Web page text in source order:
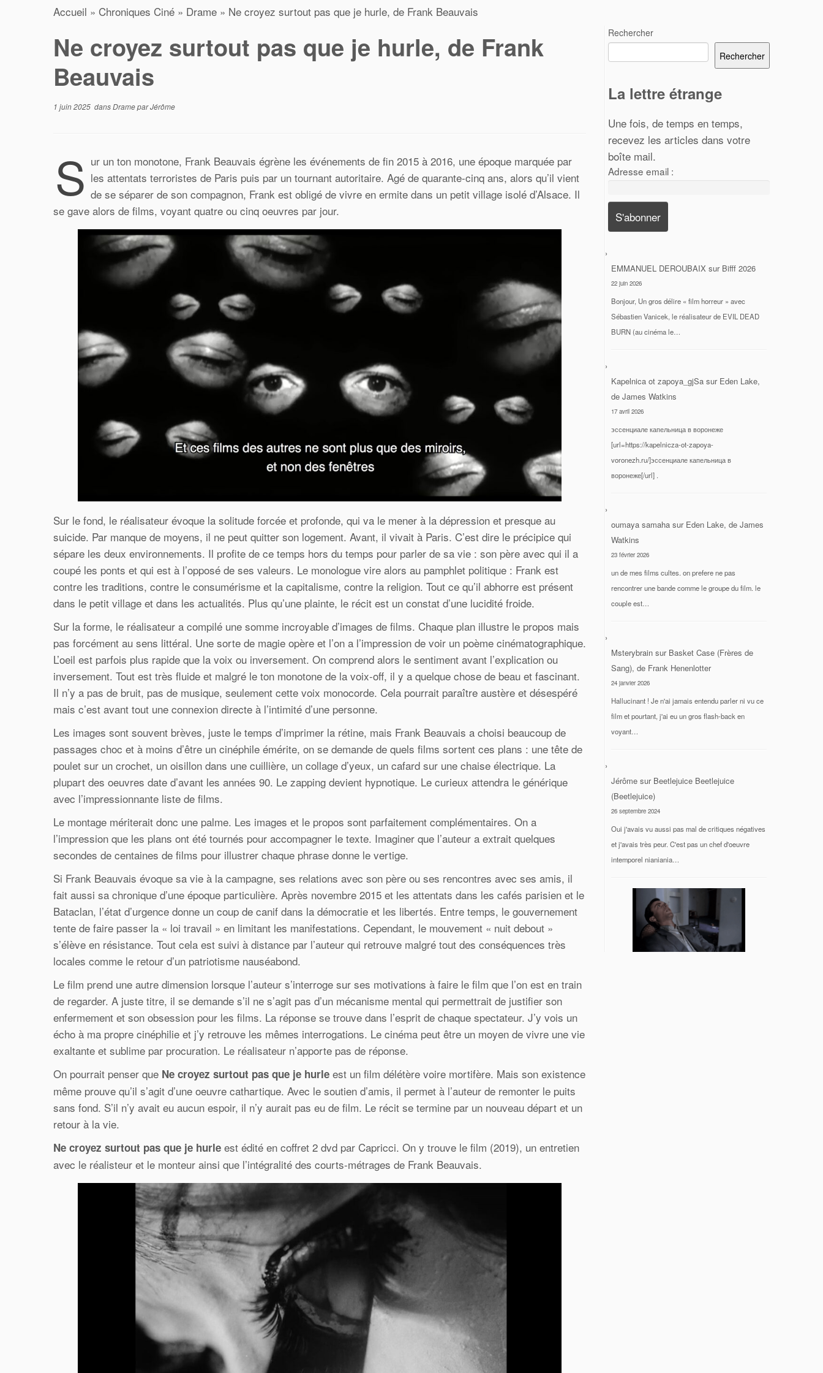
Accueil » Chroniques Ciné » Drame » Ne croyez surtout pas que je hurle, de Frank Beauvais
Ne croyez surtout pas que je hurle, de Frank
Beauvais
1 juin 2025 dansDrameparJérôme
S ur un ton monotone, Frank Beauvais égrène les événements de fin 2015 à 2016, une époque marquée par
les attentats terroristes de Paris puis par un tournant autoritaire. Agé de quarante-cinq ans, alors qu’il vient
de se séparer de son compagnon, Frank est obligé de vivre en ermite dans un petit village isolé d’Alsace. Il
se gave alors de films, voyant quatre ou cinq oeuvres par jour.
Sur le fond, le réalisateur évoque la solitude forcée et profonde, qui va le mener à la dépression et presque au
suicide. Par manque de moyens, il ne peut quitter son logement. Avant, il vivait à Paris. C’est dire le précipice qui
sépare les deux environnements. Il profite de ce temps hors du temps pour parler de sa vie : son père avec qui il a
coupé les ponts et qui est à l’opposé de ses valeurs. Le monologue vire alors au pamphlet politique : Frank est
contre les traditions, contre le consumérisme et la capitalisme, contre la religion. Tout ce qu’il abhorre est présent
dans le petit village et dans les actualités. Plus qu’une plainte, le récit est un constat d’une lucidité froide.
Sur la forme, le réalisateur a compilé une somme incroyable d’images de films. Chaque plan illustre le propos mais
pas forcément au sens littéral. Une sorte de magie opère et l’on a l’impression de voir un poème cinématographique.
L’oeil est parfois plus rapide que la voix ou inversement. On comprend alors le sentiment avant l’explication ou
inversement. Tout est très fluide et malgré le ton monotone de la voix-off, il y a quelque chose de beau et fascinant.
Il n’y a pas de bruit, pas de musique, seulement cette voix monocorde. Cela pourrait paraître austère et désespéré
mais c’est avant tout une connexion directe à l’intimité d’une personne.
Les images sont souvent brèves, juste le temps d’imprimer la rétine, mais Frank Beauvais a choisi beaucoup de
passages choc et à moins d’être un cinéphile émérite, on se demande de quels films sortent ces plans : une tête de
poulet sur un crochet, un oisillon dans une cuillière, un collage d’yeux, un cafard sur une chaise électrique. La
plupart des oeuvres date d’avant les années 90. Le zapping devient hypnotique. Le curieux attendra le générique
avec l’impressionnante liste de films.
Le montage mériterait donc une palme. Les images et le propos sont parfaitement complémentaires. On a
l’impression que les plans ont été tournés pour accompagner le texte. Imaginer que l’auteur a extrait quelques
secondes de centaines de films pour illustrer chaque phrase donne le vertige.
Si Frank Beauvais évoque sa vie à la campagne, ses relations avec son père ou ses rencontres avec ses amis, il
fait aussi sa chronique d’une époque particulière. Après novembre 2015 et les attentats dans les cafés parisien et le
Bataclan, l’état d’urgence donne un coup de canif dans la démocratie et les libertés. Entre temps, le gouvernement
tente de faire passer la « loi travail » en limitant les manifestations. Cependant, le mouvement « nuit debout »
s’élève en résistance. Tout cela est suivi à distance par l’auteur qui retrouve malgré tout des conséquences très
locales comme le retour d’un patriotisme nauséabond.
Le film prend une autre dimension lorsque l’auteur s’interroge sur ses motivations à faire le film que l’on est en train
de regarder. A juste titre, il se demande s’il ne s’agit pas d’un mécanisme mental qui permettrait de justifier son
enfermement et son obsession pour les films. La réponse se trouve dans l’esprit de chaque spectateur. J’y vois un
écho à ma propre cinéphilie et j’y retrouve les mêmes interrogations. Le cinéma peut être un moyen de vivre une vie
exaltante et sublime par procuration. Le réalisateur n’apporte pas de réponse.
On pourrait penser que Ne croyez surtout pas que je hurle est un film délétère voire mortifère. Mais son existence
même prouve qu’il s’agit d’une oeuvre cathartique. Avec le soutien d’amis, il permet à l’auteur de remonter le puits
sans fond. S’il n’y avait eu aucun espoir, il n’y aurait pas eu de film. Le récit se termine par un nouveau départ et un
retour à la vie.
Ne croyez surtout pas que je hurle est édité en coffret 2 dvd par Capricci. On y trouve le film (2019), un entretien
avec le réalisteur et le monteur ainsi que l’intégralité des courts-métrages de Frank Beauvais.
Rechercher
Rechercher
La lettre étrange
Une fois, de temps en temps,
recevez les articles dans votre
boîte mail.
Adresse email :
EMMANUEL DEROUBAIX sur Bifff 2026
22 juin 2026
Bonjour, Un gros délire « film horreur » avec
Sébastien Vanicek, le réalisateur de EVIL DEAD
BURN (au cinéma le…
Kapelnica ot zapoya_gjSa sur Eden Lake,
de James Watkins
17 avril 2026
эссенциале капельница в воронеже
[url=https://kapelnicza-ot-zapoya-
voronezh.ru/]эссенциале капельница в
воронеже[/url] .
oumaya samaha sur Eden Lake, de James
Watkins
23 février 2026
un de mes films cultes. on prefere ne pas
rencontrer une bande comme le groupe du film. le
couple est…
Msterybrain sur Basket Case (Frères de
Sang), de Frank Henenlotter
24 janvier 2026
Hallucinant ! Je n'ai jamais entendu parler ni vu ce
film et pourtant, j'ai eu un gros flash-back en
voyant…
Jérôme sur Beetlejuice Beetlejuice
(Beetlejuice)
26 septembre 2024
Oui j'avais vu aussi pas mal de critiques négatives
et j'avais très peur. C'est pas un chef d'oeuvre
intemporel nianiania…